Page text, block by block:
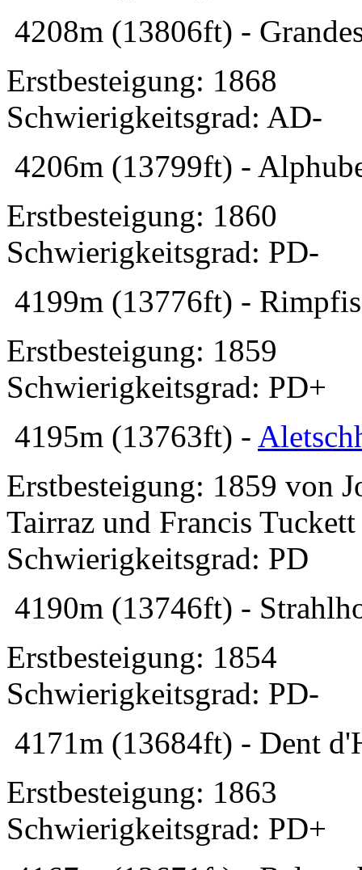
4208m (13806ft) -
Erstbesteigung: 1868
Schwierigkeitsgrad: AD-
4206m (13799ft) -
Erstbesteigung: 1860
Schwierigkeitsgrad: PD-
4199m (13776ft) -
Erstbesteigung: 1859
Schwierigkeitsgrad: PD+
4195m (13763ft) -
Erstbesteigung: 1859 von
Tairraz und Francis Tuckett
Schwierigkeitsgrad: PD
4190m (13746ft) -
Erstbesteigung: 1854
Schwierigkeitsgrad: PD-
4171m (13684ft) - Dent
Erstbesteigung: 1863
Schwierigkeitsgrad: PD+